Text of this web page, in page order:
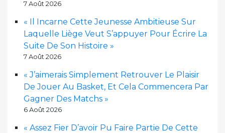
7 Août 2026
« Il Incarne Cette Jeunesse Ambitieuse Sur
Laquelle Liège Veut S’appuyer Pour Écrire La
Suite De Son Histoire »
7 Août 2026
« J’aimerais Simplement Retrouver Le Plaisir
De Jouer Au Basket, Et Cela Commencera Par
Gagner Des Matchs »
6 Août 2026
« Assez Fier D’avoir Pu Faire Partie De Cette